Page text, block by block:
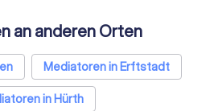
an anderen Orten
Mediatoren in Erftstadt
in Hürth